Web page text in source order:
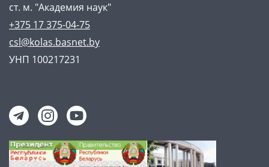
ст. м. "Академия наук"
+375 17 375-04-75
csl@kolas.basnet.by
УНП 100217231